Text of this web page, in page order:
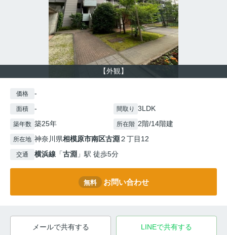
【外観】
価格 -
面積 - 間取り 3LDK
築年数 築25年 所在階 2階/14階建
所在地 神奈川県相模原市南区古淵 ２丁目12
交通 横浜線 「古淵 」駅 徒歩5分
無料 お問い合わせ
メールで共有する LINEで共有する